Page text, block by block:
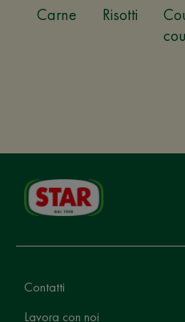
Carne Risotti
Contatti
Lavora con noi